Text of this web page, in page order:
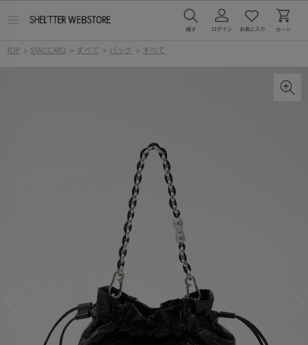
ー
TOP > STACCATO > すべて > バッグ > すべて